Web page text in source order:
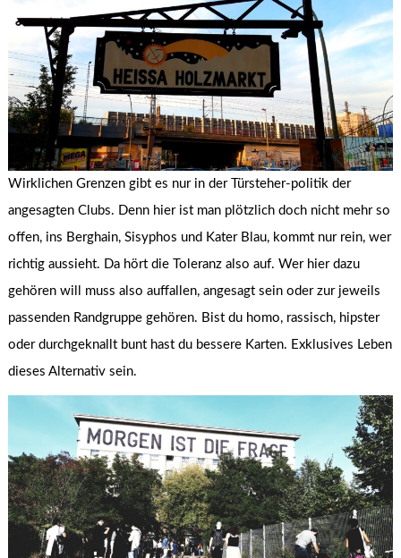
Wirklichen Grenzen gibt es nur in der Türsteher-politik der
angesagten Clubs. Denn hier ist man plötzlich doch nicht mehr so
offen, ins Berghain, Sisyphos und Kater Blau, kommt nur rein, wer
richtig aussieht. Da hört die Toleranz also auf. Wer hier dazu
gehören will muss also auffallen, angesagt sein oder zur jeweils
passenden Randgruppe gehören. Bist du homo, rassisch, hipster
oder durchgeknallt bunt hast du bessere Karten. Exklusives Leben
dieses Alternativ sein.